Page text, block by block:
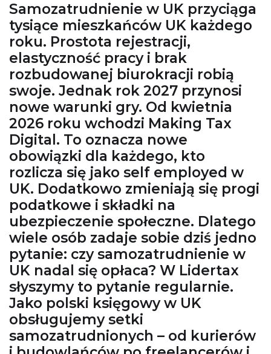
Samozatrudnienie w UK przyciąga
tysiące mieszkańców UK każdego
roku. Prostota rejestracji,
elastyczność pracy i brak
rozbudowanej biurokracji robią
swoje. Jednak rok 2027 przynosi
nowe warunki gry. Od kwietnia
2026 roku wchodzi Making Tax
Digital. To oznacza nowe
obowiązki dla każdego, kto
rozlicza się jako self employed w
UK. Dodatkowo zmieniają się progi
podatkowe i składki na
ubezpieczenie społeczne. Dlatego
wiele osób zadaje sobie dziś jedno
pytanie: czy samozatrudnienie w
UK nadal się opłaca? W Lidertax
słyszymy to pytanie regularnie.
Jako polski księgowy w UK
obsługujemy setki
samozatrudnionych – od kurierów